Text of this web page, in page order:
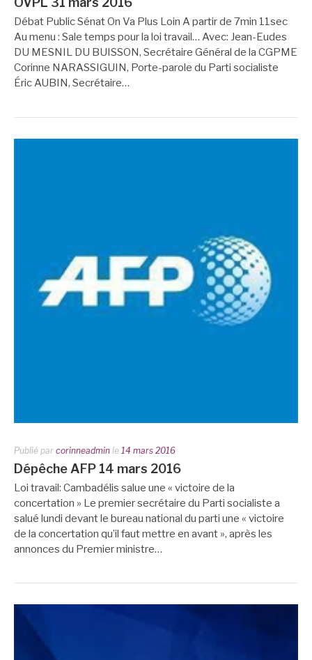
Débat Public Sénat On Va Plus Loin A partir de 7min 11sec
Au menu : Sale temps pour la loi travail… Avec: Jean-Eudes
DU MESNIL DU BUISSON, Secrétaire Général de la CGPME
Corinne NARASSIGUIN, Porte-parole du Parti socialiste
Éric AUBIN, Secrétaire…
Publié par corinneadmin le 14 mars 2016
Dépêche AFP 14 mars 2016
Loi travail: Cambadélis salue une « victoire de la
concertation » Le premier secrétaire du Parti socialiste a
salué lundi devant le bureau national du parti une « victoire
de la concertation qu’il faut mettre en avant », après les
annonces du Premier ministre…